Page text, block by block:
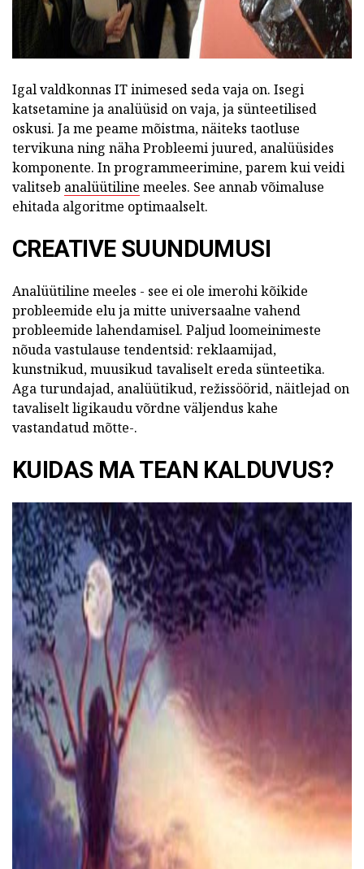
Igal valdkonnas IT inimesed seda vaja on. Isegi
katsetamine ja analüüsid on vaja, ja sünteetilised
oskusi. Ja me peame mõistma, näiteks taotluse
tervikuna ning näha Probleemi juured, analüüsides
komponente. In programmeerimine, parem kui veidi
valitseb analüütiline meeles. See annab võimaluse
ehitada algoritme optimaalselt.
CREATIVE SUUNDUMUSI
Analüütiline meeles - see ei ole imerohi kõikide
probleemide elu ja mitte universaalne vahend
probleemide lahendamisel. Paljud loomeinimeste
nõuda vastulause tendentsid: reklaamijad,
kunstnikud, muusikud tavaliselt ereda sünteetika.
Aga turundajad, analüütikud, režissöörid, näitlejad on
tavaliselt ligikaudu võrdne väljendus kahe
vastandatud mõtte-.
KUIDAS MA TEAN KALDUVUS?